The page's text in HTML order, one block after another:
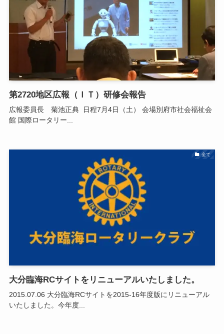
第2720地区広報（ＩＴ）研修会報告
広報委員長 菊池正典 日程7月4日（土） 会場別府市社会福祉会
館 国際ロータリー...
全て
大分臨海RCサイトをリニューアルいたしました。
2015.07.06 大分臨海RCサイトを2015-16年度版にリニューアル
いたしました。今年度...